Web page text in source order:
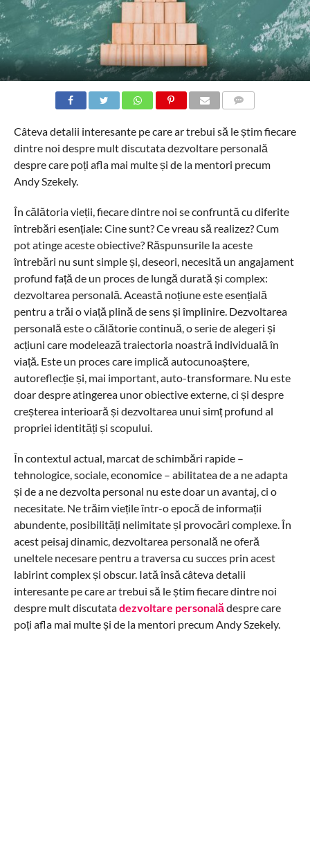
Câteva detalii interesante pe care ar trebui să le știm fiecare
dintre noi despre mult discutata dezvoltare personală
despre care poți afla mai multe și de la mentori precum
Andy Szekely.
În călătoria vieții, fiecare dintre noi se confruntă cu diferite
întrebări esențiale: Cine sunt? Ce vreau să realizez? Cum
pot atinge aceste obiective? Răspunsurile la aceste
întrebări nu sunt simple și, deseori, necesită un angajament
profund față de un proces de lungă durată și complex:
dezvoltarea personală. Această noțiune este esențială
pentru a trăi o viață plină de sens și împlinire. Dezvoltarea
personală este o călătorie continuă, o serie de alegeri și
acțiuni care modelează traiectoria noastră individuală în
viață. Este un proces care implică autocunoaștere,
autoreflecție și, mai important, auto-transformare. Nu este
doar despre atingerea unor obiective externe, ci și despre
creșterea interioară și dezvoltarea unui simț profund al
propriei identități și scopului.
În contextul actual, marcat de schimbări rapide –
tehnologice, sociale, economice – abilitatea de a ne adapta
și de a ne dezvolta personal nu este doar un avantaj, ci o
necesitate. Ne trăim viețile într-o epocă de informații
abundente, posibilități nelimitate și provocări complexe. În
acest peisaj dinamic, dezvoltarea personală ne oferă
uneltele necesare pentru a traversa cu succes prin acest
labirint complex și obscur. Iată însă câteva detalii
interesante pe care ar trebui să le știm fiecare dintre noi
despre mult discutatadezvoltare personalădespre care
poți afla mai multe și de la mentori precum Andy Szekely.